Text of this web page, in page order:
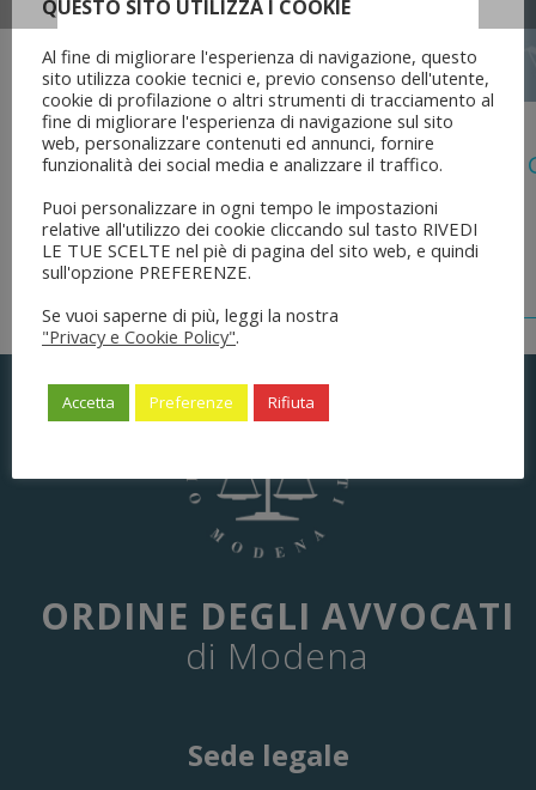
5 Agosto 2026
Legge 28 Luglio 2026 N. 137 “delega
ORDINE DEGLI AVVOCATI
di Modena
Sede legale
QUESTO SITO UTILIZZA I COOKIE
Al fine di migliorare l'esperienza di navigazione, questo
sito utilizza cookie tecnici e, previo consenso dell'utente,
cookie di profilazione o altri strumenti di tracciamento al
fine di migliorare l'esperienza di navigazione sul sito
web, personalizzare contenuti ed annunci, fornire
funzionalità dei social media e analizzare il traffico.
Puoi personalizzare in ogni tempo le impostazioni
relative all'utilizzo dei cookie cliccando sul tasto RIVEDI
LE TUE SCELTE nel piè di pagina del sito web, e quindi
sull'opzione PREFERENZE.
Se vuoi saperne di più, leggi la nostra
"Privacy e Cookie Policy".
Accetta Preferenze Rifiuta